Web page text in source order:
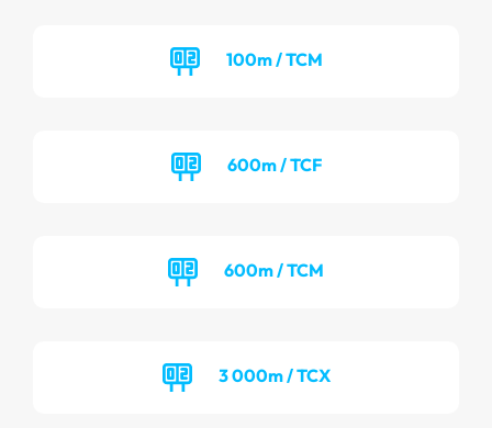
100m / TCM
600m / TCF
600m / TCM
3 000m / TCX